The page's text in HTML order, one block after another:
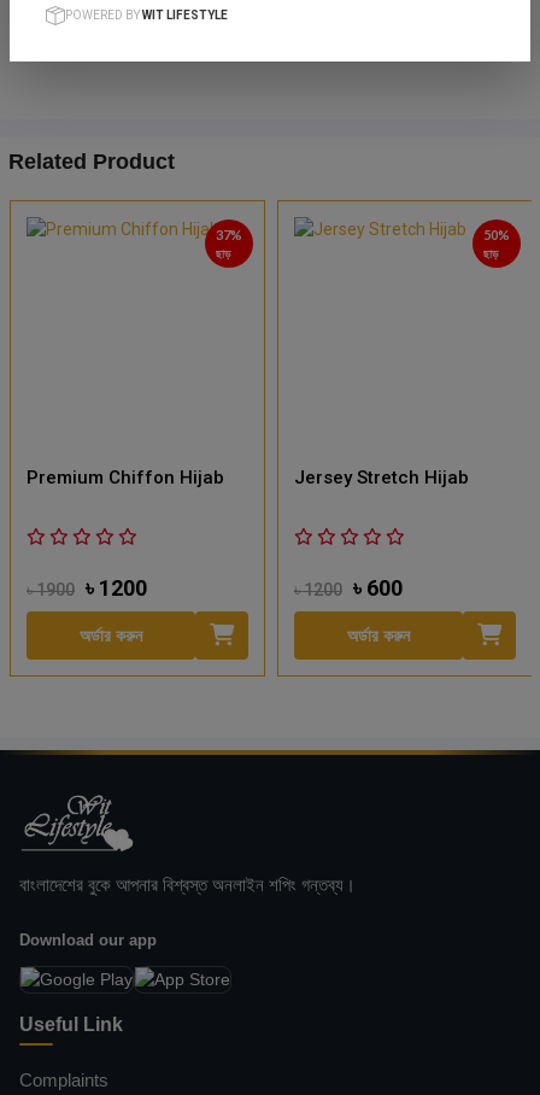
Related Product
37%
ছাড়
Premium Chiffon Hijab
৳ 1900 ৳ 1200
অর্ডার করুন
50%
ছাড়
Jersey Stretch Hijab
৳ 1200 ৳ 600
অর্ডার করুন
বাংলাদেশের বুকে আপনার বিশ্বস্ত অনলাইন শপিং গন্তব্য।
Download our app
Useful Link
Complaints
POWERED BYWIT LIFESTYLE